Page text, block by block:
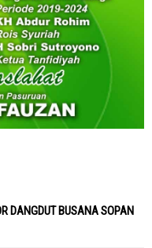
DANGDUT BUSANA SOPAN